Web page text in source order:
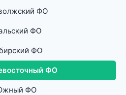
ФО
ФО
ФО
ФО
ФО